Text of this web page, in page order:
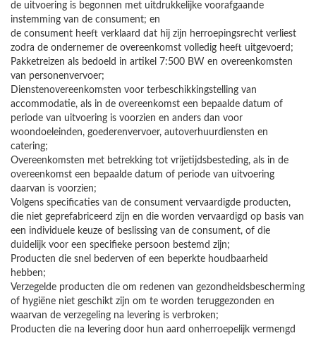
de uitvoering is begonnen met uitdrukkelijke voorafgaande
instemming van de consument; en
de consument heeft verklaard dat hij zijn herroepingsrecht verliest
zodra de ondernemer de overeenkomst volledig heeft uitgevoerd;
Pakketreizen als bedoeld in artikel 7:500 BW en overeenkomsten
van personenvervoer;
Dienstenovereenkomsten voor terbeschikkingstelling van
accommodatie, als in de overeenkomst een bepaalde datum of
periode van uitvoering is voorzien en anders dan voor
woondoeleinden, goederenvervoer, autoverhuurdiensten en
catering;
Overeenkomsten met betrekking tot vrijetijdsbesteding, als in de
overeenkomst een bepaalde datum of periode van uitvoering
daarvan is voorzien;
Volgens specificaties van de consument vervaardigde producten,
die niet geprefabriceerd zijn en die worden vervaardigd op basis van
een individuele keuze of beslissing van de consument, of die
duidelijk voor een specifieke persoon bestemd zijn;
Producten die snel bederven of een beperkte houdbaarheid
hebben;
Verzegelde producten die om redenen van gezondheidsbescherming
of hygiëne niet geschikt zijn om te worden teruggezonden en
waarvan de verzegeling na levering is verbroken;
Producten die na levering door hun aard onherroepelijk vermengd